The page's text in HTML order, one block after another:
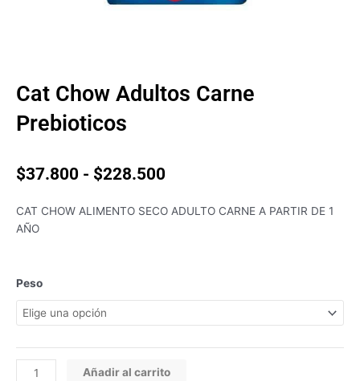
Cat Chow Adultos Carne
Prebioticos
$37.800 - $228.500
precios:
CAT CHOW ALIMENTO SECO ADULTO CARNE A PARTIR DE 1
AÑO
Peso
Cat
Chow
Adultos
Prebioticos
cantidad
Añadir al carrito